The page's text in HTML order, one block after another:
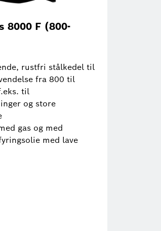
8000 F (800-
rustfri stålkedel til
fra 800 til
til
og store
gas og med
med lave